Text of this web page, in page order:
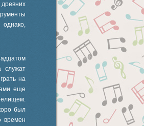
служат
на
еще
был
времен